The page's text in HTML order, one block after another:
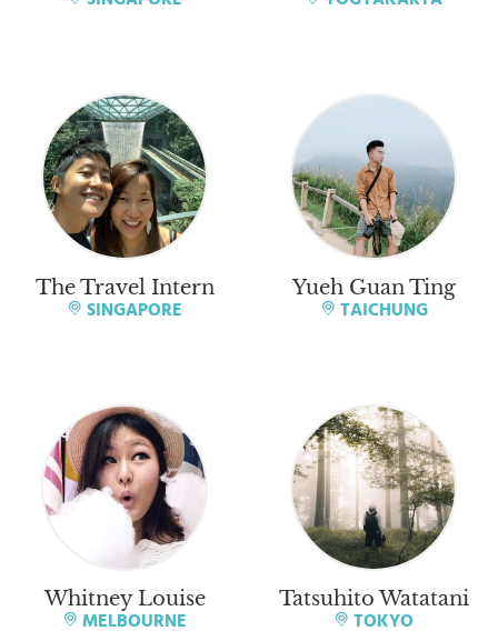
The Travel Intern
SINGAPORE
Yueh Guan Ting
TAICHUNG
Whitney Louise
MELBOURNE
Tatsuhito Watatani
TOKYO